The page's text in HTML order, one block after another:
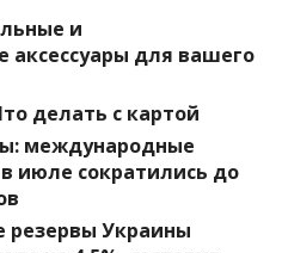
и
аксессуары для вашего
делать с картой
международные
июле сократились до
Украины